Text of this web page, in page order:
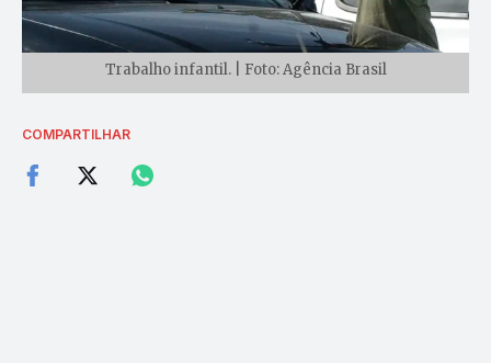
Trabalho infantil. | Foto: Agência Brasil
COMPARTILHAR